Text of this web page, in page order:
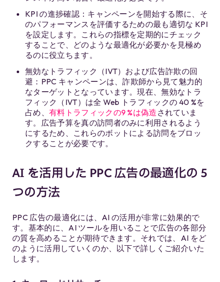
KPI の進捗確認：キャンペーンを開始する際に、そ
のパフォーマンスを評価するための最も適切な KPI
を設定します。これらの指標を定期的にチェック
することで、どのような最適化が必要かを見極め
るのに役立ちます。
無効なトラフィック（IVT）および広告詐欺の回
避：PPC キャンペーンは、詐欺師から見て魅力的
なターゲットとなっています。現在、無効なトラ
フィック（IVT）は全 Web トラフィックの 40 %を
占め、 有料トラフィックの9 %は偽造 されていま
す。広告予算を真の訪問者のみに利用されるよう
にするため、これらのボットによる訪問をブロッ
クすることが必要です。
AI を活用した PPC 広告の最適化の 5
つの方法
PPC 広告の最適化には、AI の活用が非常に効果的で
す。基本的に、AI ツールを用いることで広告の各部分
の質を高めることが期待できます。それでは、AI をど
のように活用していくのか、以下で詳しくご紹介いた
します。